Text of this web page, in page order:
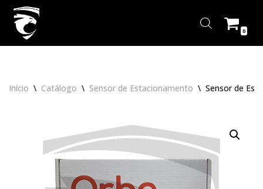
Pular
para
0
Início \ Catálogo \ Sensor de Estacionamento \ Sensor de